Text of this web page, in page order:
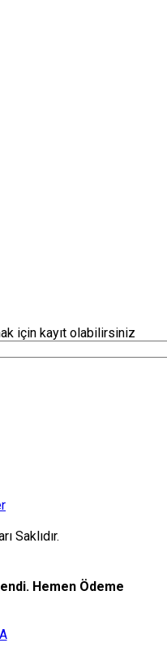
için kayıt olabilirsiniz
Saklıdır.
Hemen Ödeme